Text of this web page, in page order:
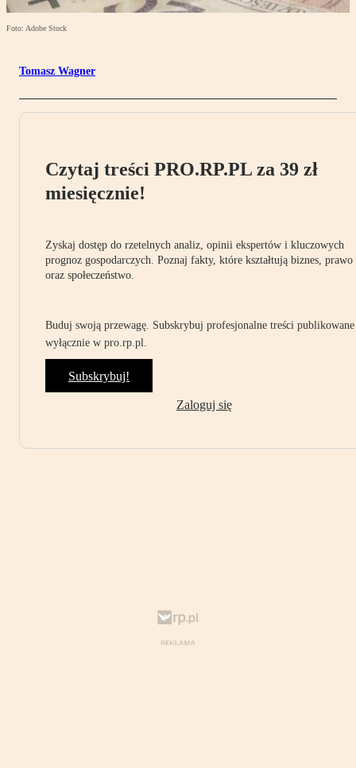
Foto: Adobe Stock
Tomasz Wagner
Czytaj treści PRO.RP.PL za 39 zł
miesięcznie!
Zyskaj dostęp do rzetelnych analiz, opinii ekspertów i kluczowych
prognoz gospodarczych. Poznaj fakty, które kształtują biznes, prawo
oraz społeczeństwo.
Buduj swoją przewagę. Subskrybuj profesjonalne treści publikowane
wyłącznie w pro.rp.pl.
Subskrybuj!
Zaloguj się